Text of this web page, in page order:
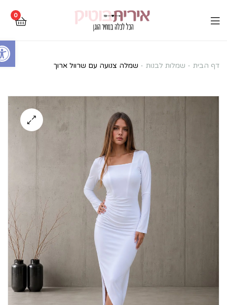
Open toolbar
0
שמלה
דף הבית שמלות לבנות שמלה צנועה עם שרוול ארוך